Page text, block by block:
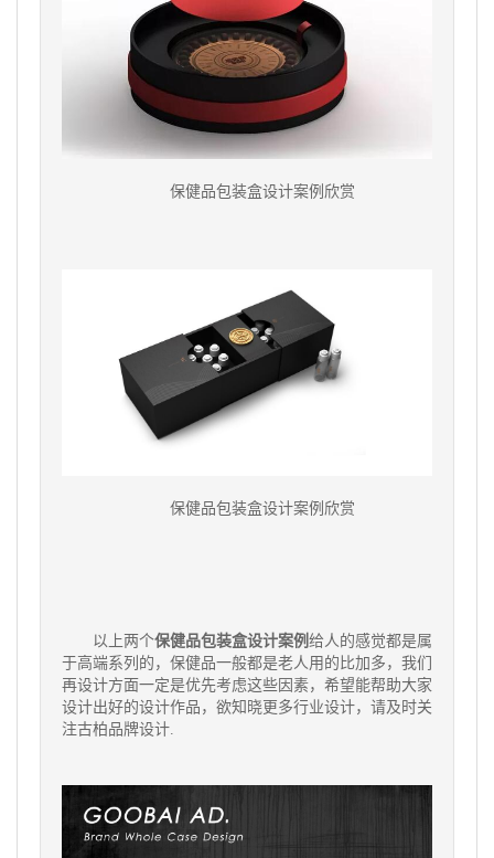
保健品包装盒设计案例欣赏
保健品包装盒设计案例欣赏
以上两个保健品包装盒设计案例 给人的感觉都是属
于高端系列的，保健品一般都是老人用的比加多，我们
再设计方面一定是优先考虑这些因素，希望能帮助大家
设计出好的设计作品，欲知晓更多行业设计，请及时关
注古柏品牌设计.